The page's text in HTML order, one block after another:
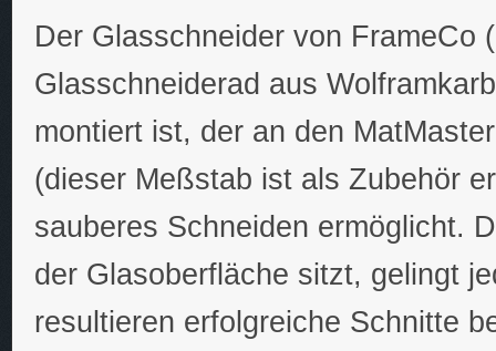
Der Glasschneider von FrameCo
Glasschneiderad aus
montiert ist, der an den
(dieser Meßstab ist als Zubehör
sauberes Schneiden ermöglicht.
der Glasoberfläche sitzt, gelingt
resultieren erfolgreiche Schnitte